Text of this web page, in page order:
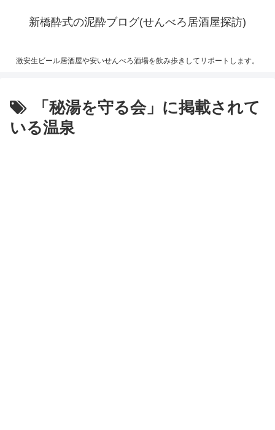
新橋酔式の泥酔ブログ(せんべろ居酒屋探訪)
激安生ビール居酒屋や安いせんべろ酒場を飲み歩きしてリポートします。
「秘湯を守る会」に掲載されて
いる温泉